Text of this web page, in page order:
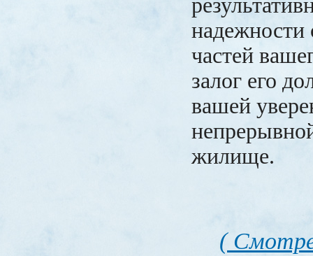
надежности
частей
залог его
вашей
жилище.
(